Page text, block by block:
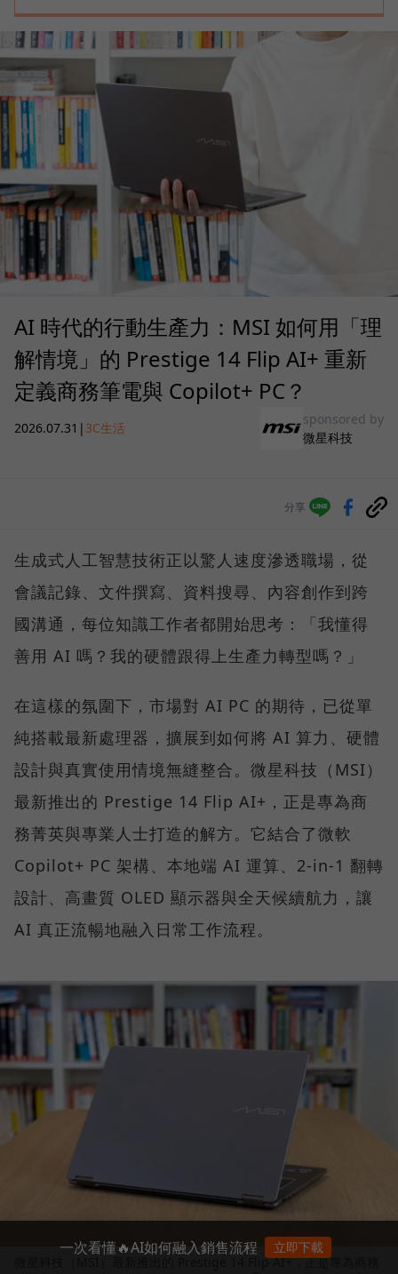
AI 時代的行動生產力：MSI 如何用「理
解情境」的 Prestige 14 Flip AI+ 重新
定義商務筆電與 Copilot+ PC？
2026.07.31 | 3C生活
sponsored by
微星科技
分享
生成式人工智慧技術正以驚人速度滲透職場，從
會議記錄、文件撰寫、資料搜尋、內容創作到跨
國溝通，每位知識工作者都開始思考：「我懂得
善用 AI 嗎？我的硬體跟得上生產力轉型嗎？」
在這樣的氛圍下，市場對 AI PC 的期待，已從單
純搭載最新處理器，擴展到如何將 AI 算力、硬體
設計與真實使用情境無縫整合。微星科技（MSI）
最新推出的 Prestige 14 Flip AI+，正是專為商
務菁英與專業人士打造的解方。它結合了微軟
Copilot+ PC 架構、本地端 AI 運算、2-in-1 翻轉
設計、高畫質 OLED 顯示器與全天候續航力，讓
AI 真正流暢地融入日常工作流程。
微星科技（MSI）最新推出的 Prestige 14 Flip AI+，正是專為商務
一次看懂🔥AI如何融入銷售流程 立即下載